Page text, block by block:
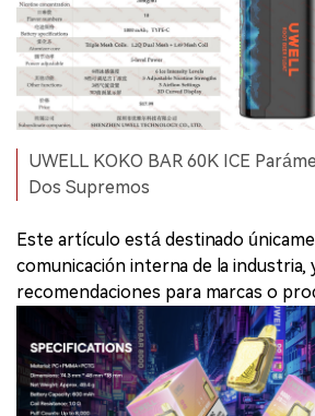
UWELL KOKO BAR 60K ICE
Dos Supremos
Este artículo está destinado
comunicación interna de la industria,
recomendaciones para marcas o